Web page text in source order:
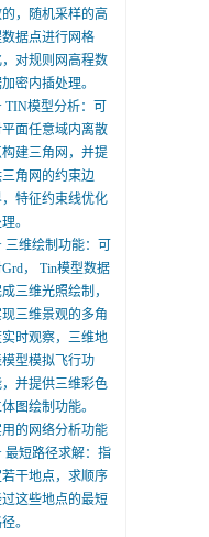
，随机采样的高
据点进行网格
对规则网高程数
密内插处理。
模型分析：可
面任意域内离散
构建三角网，并提
角网的约束边
特征约束线优化
。
维绘制功能：可
， Tin模型数据
三维光照绘制，
三维景观的多角
时观察，三维地
型模拟飞行功
并提供三维彩色
图绘制功能。
的网络分析功能
短路径求解：指
若干地点，求顺序
这些地点的最短
。